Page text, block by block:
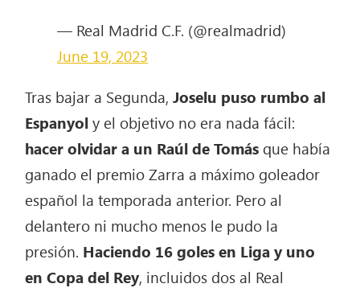
— Real Madrid C.F. (@realmadrid)
June 19, 2023
Tras bajar a Segunda,Joselu puso rumbo al
Espanyoly el objetivo no era nada fácil:
hacer olvidar a un Raúl de Tomás que había
ganado el premio Zarra a máximo goleador
español la temporada anterior. Pero al
delantero ni mucho menos le pudo la
presión. Haciendo 16 goles en Liga y uno
en Copa del Rey, incluidos dos al Real